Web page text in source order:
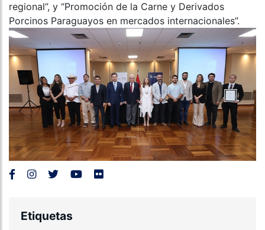
regional”, y “Promoción de la Carne y Derivados
Porcinos Paraguayos en mercados internacionales”.
Etiquetas